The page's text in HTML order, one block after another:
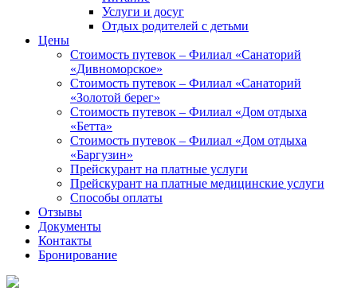
Услуги и досуг
Отдых родителей с детьми
Цены
Стоимость путевок – Филиал «Санаторий
«Дивноморское»
Стоимость путевок – Филиал «Санаторий
«Золотой берег»
Стоимость путевок – Филиал «Дом отдыха
«Бетта»
Стоимость путевок – Филиал «Дом отдыха
«Баргузин»
Прейскурант на платные услуги
Прейскурант на платные медицинские услуги
Способы оплаты
Отзывы
Документы
Контакты
Бронирование